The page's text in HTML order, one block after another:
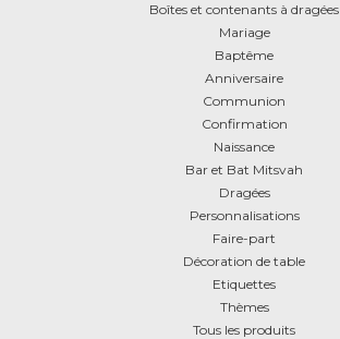
Boîtes et contenants à dragées
Mariage
Baptême
Anniversaire
Communion
Confirmation
Naissance
Bar et Bat Mitsvah
Dragées
Personnalisations
Faire-part
Décoration de table
Etiquettes
Thèmes
Tous les produits